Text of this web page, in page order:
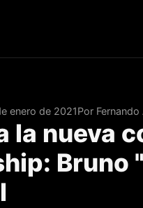
enero de 2021Por
la nueva
Bruno